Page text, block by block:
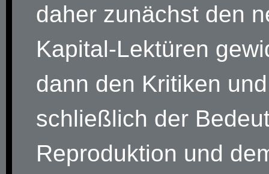
daher zunächst den
Kapital-Lektüren
dann den Kritiken und
schließlich der
Reproduktion und